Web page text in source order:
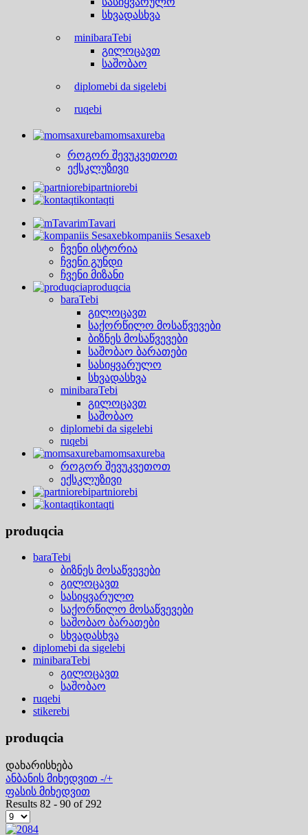
სხვადასხვა
minibaraTebi
გილოცავთ
საშობაო
diplomebi da sigelebi
ruqebi
momsaxureba
როგორ შევუკვეთოთ
ექსკლუზივი
partniorebi
kontaqti
mTavari
kompaniis Sesaxeb
ჩვენი ისტორია
ჩვენი გუნდი
ჩვენი მიზანი
produqcia
baraTebi
გილოცავთ
საქორწილო მოსაწვევები
ბიზნეს მოსაწვევები
საშობაო ბარათები
სასიყვარულო
სხვადასხვა
minibaraTebi
გილოცავთ
საშობაო
diplomebi da sigelebi
ruqebi
momsaxureba
როგორ შევუკვეთოთ
ექსკლუზივი
partniorebi
kontaqti
produqcia
baraTebi
ბიზნეს მოსაწვევები
გილოცავთ
სასიყვარულო
საქორწილო მოსაწვევები
საშობაო ბარათები
სხვადასხვა
diplomebi da sigelebi
minibaraTebi
გილოცავთ
საშობაო
ruqebi
stikerebi
produqcia
დახარისხება
ანბანის მიხედვით -/+
ფასის მიხედვით
Results 82 - 90 of 292